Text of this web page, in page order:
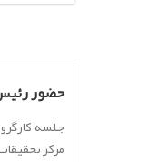
حضور
جلسه
مرکز